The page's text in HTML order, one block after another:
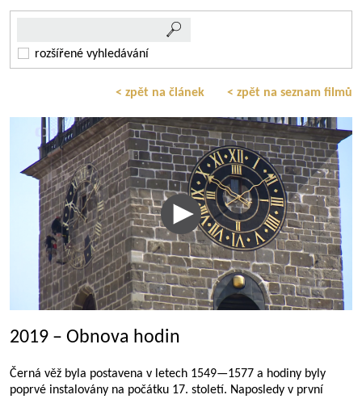
rozšířené vyhledávání
< zpět na článek < zpět na seznam filmů
2019 – Obnova hodin
Černá věž byla postavena v letech 1549—1577 a hodiny byly
poprvé instalovány na počátku 17. století. Naposledy v první